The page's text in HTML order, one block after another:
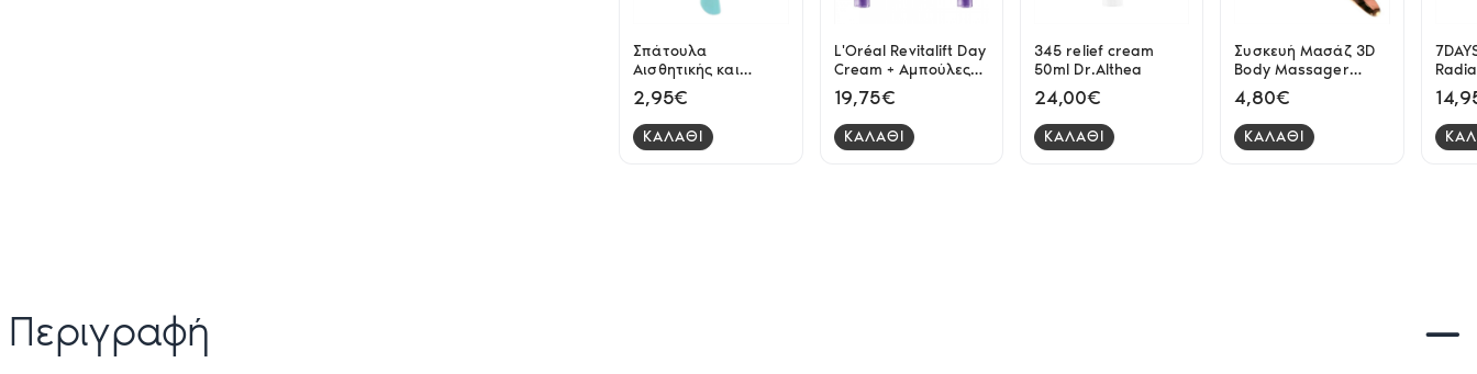
Σπάτουλα
Αισθητικής και
Μασάζ Προσώπου 2
in 1 Maiyani
2,95€
ΚΑΛΑΘΙ
L'Oréal Revitalift Day
Cream + Αμπούλες
Revitalift Filler Set
19,75€
ΚΑΛΑΘΙ
345 relief cream
50ml Dr.Althea
24,00€
ΚΑΛΑΘΙ
Συσκευή Μασάζ 3D
Body Massager
Roller Andorse XC-
116A/3S
4,80€
ΚΑΛΑΘΙ
Περιγραφή